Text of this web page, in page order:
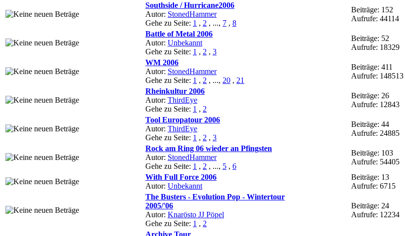
Southside / Hurricane2006
Autor: StonedHammer
Gehe zu Seite: 1 , 2 , ..., 7 , 8
Beiträge: 152
Aufrufe: 44114
Battle of Metal 2006
Autor: Unbekannt
Gehe zu Seite: 1 , 2 , 3
Beiträge: 52
Aufrufe: 18329
WM 2006
Autor: StonedHammer
Gehe zu Seite: 1 , 2 , ..., 20 , 21
Beiträge: 411
Aufrufe: 148513
Rheinkultur 2006
Autor: ThirdEye
Gehe zu Seite: 1 , 2
Beiträge: 26
Aufrufe: 12843
Tool Europatour 2006
Autor: ThirdEye
Gehe zu Seite: 1 , 2 , 3
Beiträge: 44
Aufrufe: 24885
Rock am Ring 06 wieder an Pfingsten
Autor: StonedHammer
Gehe zu Seite: 1 , 2 , ..., 5 , 6
Beiträge: 103
Aufrufe: 54405
With Full Force 2006
Autor: Unbekannt
Beiträge: 13
Aufrufe: 6715
The Busters - Evolution Pop - Wintertour
2005/'06
Autor: Knarösto JJ Pöpel
Gehe zu Seite: 1 , 2
Beiträge: 24
Aufrufe: 12234
Archive Tour